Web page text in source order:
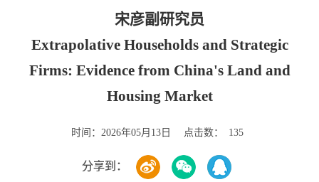
宋彦副研究员
Extrapolative Households and Strategic
Firms: Evidence from China's Land and
Housing Market
时间： 2026年05月13日 点击数： 135
分享到：